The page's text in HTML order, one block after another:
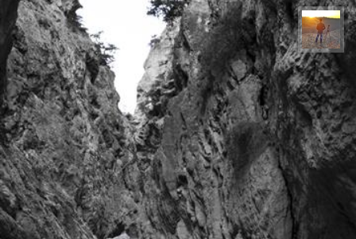
مهدی مخلصیان